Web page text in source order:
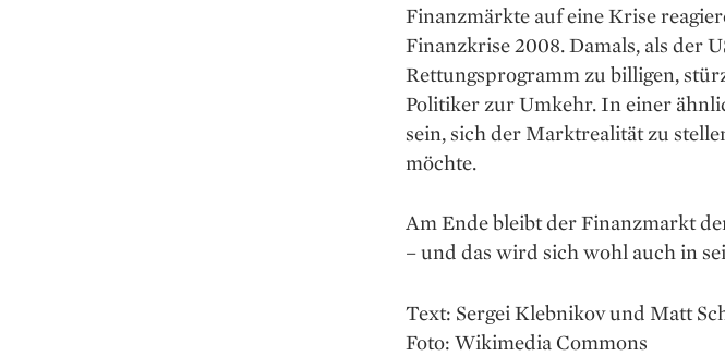
Finanzmärkte auf eine Krise
Finanzkrise 2008. Damals, als der
Rettungsprogramm zu billigen,
Politiker zur Umkehr. In einer
sein, sich der Marktrealität zu
möchte.
Am Ende bleibt der Finanzmarkt
– und das wird sich wohl auch in
Text: Sergei Klebnikov und Matt
Foto: Wikimedia Commons